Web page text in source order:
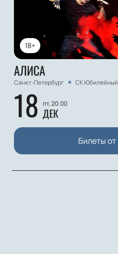
18+
АЛИСА
Санкт-Петербург СК Юбилейный
18 пт, 20:00
ДЕК
Билеты от